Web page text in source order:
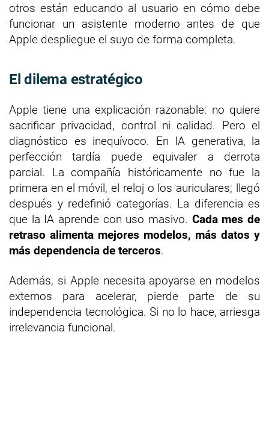
otros están educando al usuario en cómo debe
funcionar un asistente moderno antes de que
Apple despliegue el suyo de forma completa.
El dilema estratégico
Apple tiene una explicación razonable: no quiere
sacrificar privacidad, control ni calidad. Pero el
diagnóstico es inequívoco. En IA generativa, la
perfección tardía puede equivaler a derrota
parcial. La compañía históricamente no fue la
primera en el móvil, el reloj o los auriculares; llegó
después y redefinió categorías. La diferencia es
que la IA aprende con uso masivo. Cada mes de
retraso alimenta mejores modelos, más datos y
más dependencia de terceros.
Además, si Apple necesita apoyarse en modelos
externos para acelerar, pierde parte de su
independencia tecnológica. Si no lo hace, arriesga
irrelevancia funcional.